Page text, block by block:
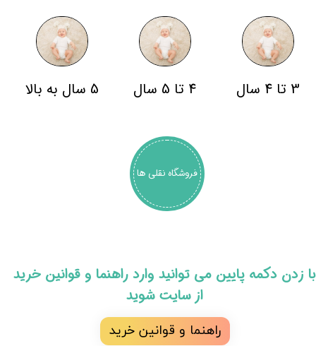
3 تا 4 سال 4 تا 5 سال 5 سال به بالا
فروشگاه نقلی ها
​​با زدن دکمه پایین می توانید وارد راهنما و قوانین خرید
از سایت شوید
راهنما و قوانین خرید